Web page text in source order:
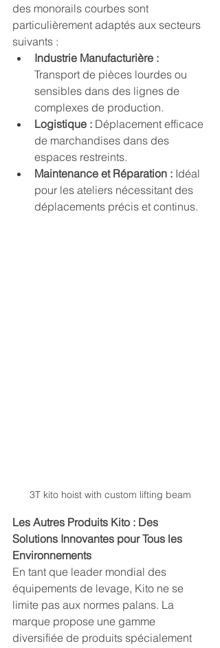
des monorails courbes sont
particulièrement adaptés aux secteurs
suivants :
Industrie Manufacturière :
Transport de pièces lourdes ou
sensibles dans des lignes de
complexes de production.
Logistique : Déplacement efficace
de marchandises dans des
espaces restreints.
Maintenance et Réparation : Idéal
pour les ateliers nécessitant des
déplacements précis et continus.
3T kito hoist with custom lifting beam
Les Autres Produits Kito : Des
Solutions Innovantes pour Tous les
Environnements
En tant que leader mondial des
équipements de levage, Kito ne se
limite pas aux normes palans. La
marque propose une gamme
diversifiée de produits spécialement